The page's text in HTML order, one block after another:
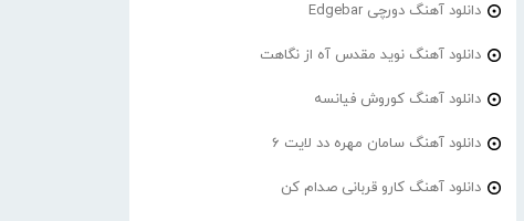
دانلود آهنگ دورچی Edgebar
دانلود آهنگ نوید مقدس آه از نگاهت
دانلود آهنگ کوروش فیانسه
دانلود آهنگ سامان مهره دد لایت 6
دانلود آهنگ کارو قربانی صدام کن